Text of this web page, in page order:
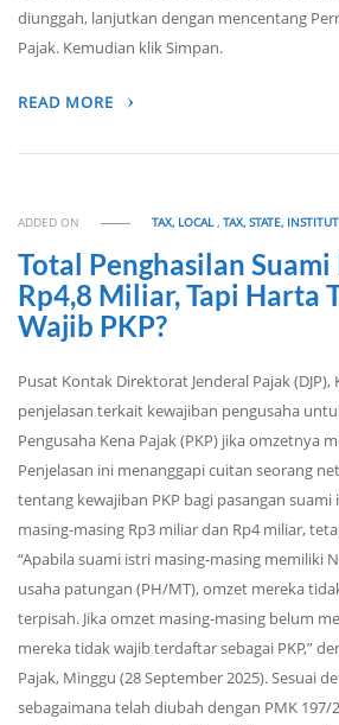
diunggah, lanjutkan dengan mencentang
Pajak. Kemudian klik Simpan.
READ MORE
ADDED ON TAX, LOCAL,TAX, STATE,
Total Penghasilan
Rp4,8 Miliar, Tapi Harta
Wajib PKP?
Pusat Kontak Direktorat Jenderal Pajak
penjelasan terkait kewajiban pengusaha
Pengusaha Kena Pajak (PKP) jika omzetnya
Penjelasan ini menanggapi cuitan seorang
tentang kewajiban PKP bagi pasangan
masing-masing Rp3 miliar dan Rp4 miliar,
“Apabila suami istri masing-masing memiliki
usaha patungan (PH/MT), omzet mereka
terpisah. Jika omzet masing-masing belum
mereka tidak wajib terdaftar sebagai PKP,”
Pajak, Minggu (28 September 2025). Sesuai
sebagaimana telah diubah dengan PMK 197/